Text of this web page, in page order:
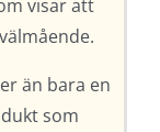
visar att
än bara en
som